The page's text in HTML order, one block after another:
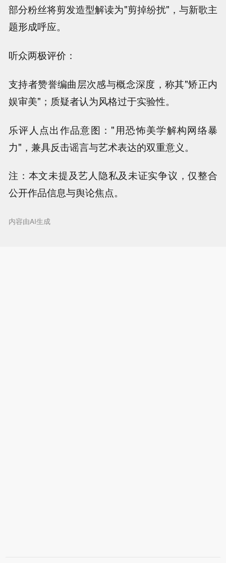
部分粉丝将剪发造型解读为"剪掉纷扰"，与新歌主
题形成呼应。
听众两极评价：
支持者赞誉编曲层次感与概念深度，称其"矫正内
娱审美"；质疑者认为风格过于实验性。
乐评人点出作品意图："用恐怖美学解构网络暴
力"，兼具反击谣言与艺术表达的双重意义。
注：本文未提及艺人隐私及未证实争议，仅整合
公开作品信息与舆论焦点。
内容由AI生成